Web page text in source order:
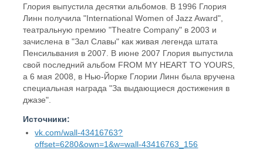
Глория выпустила десятки альбомов. В 1996 Глория
Линн получила "International Women of Jazz Award",
театральную премию "Theatre Company" в 2003 и
зачислена в "Зал Славы" как живая легенда штата
Пенсильвания в 2007. В июне 2007 Глория выпустила
свой последний альбом FROM MY HEART TO YOURS,
а 6 мая 2008, в Нью-Йорке Глории Линн была вручена
специальная награда "За выдающиеся достижения в
джазе".
Источники:
vk.com/wall-43416763?
offset=6280&own=1&w=wall-43416763_156